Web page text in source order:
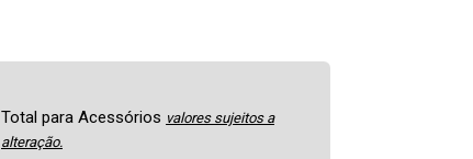
Total para Acessórios valores sujeitos a
alteração.